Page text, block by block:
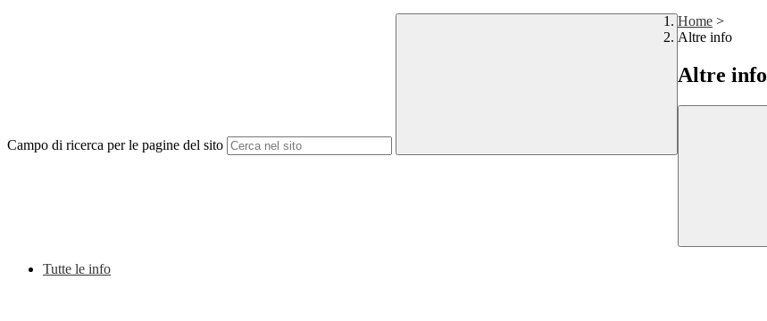
Campo di ricerca per le pagine del sito
Home >
Altre info
Altre info
Tutte le info